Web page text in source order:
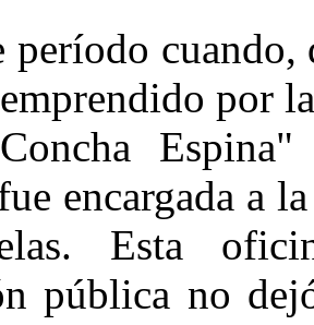
período
por
encargada a
Esta
pública no